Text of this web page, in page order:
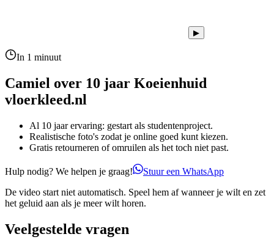
▶
In 1 minuut
Camiel over 10 jaar Koeienhuid
vloerkleed.nl
Al 10 jaar ervaring: gestart als studentenproject.
Realistische foto's zodat je online goed kunt kiezen.
Gratis retourneren of omruilen als het toch niet past.
Hulp nodig? We helpen je graag!
Stuur een WhatsApp
De video start niet automatisch. Speel hem af wanneer je wilt en zet
het geluid aan als je meer wilt horen.
Veelgestelde vragen